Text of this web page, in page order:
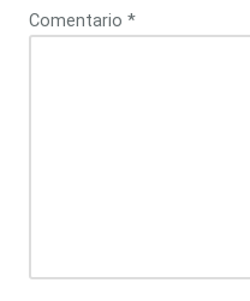
Comentario *